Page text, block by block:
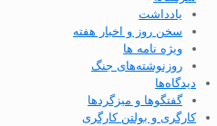
یادداشت
سخن روز و اخبار هفته
ویژه نامه ها
روزنوشته‌های جنگ
دیدگاه‌ها
گفتگوها و میزگردها
کارگری و بولتن کارگری